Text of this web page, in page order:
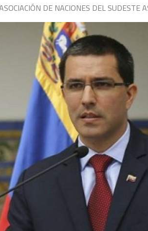
DE NACIONES DEL SUDESTE